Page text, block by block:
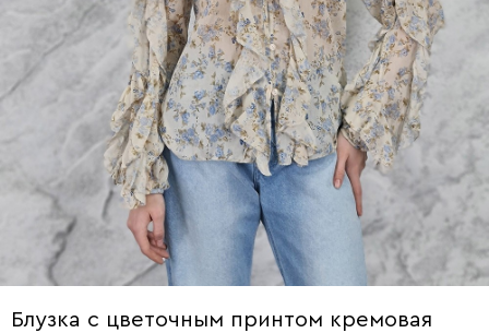
Блузка с цветочным принтом кремовая